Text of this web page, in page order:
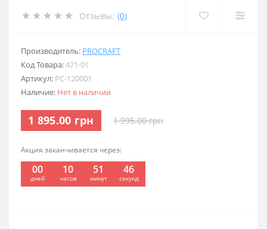
Отзывы: (0)
Производитель: PROCRAFT
Код Товара:471-01
Артикул: PC-120001
Наличие: Нет в наличии
1 895.00 грн 1 995.00 грн
Акция заканчивается через:
00
дней
10
часов
51
минут
46
секунд